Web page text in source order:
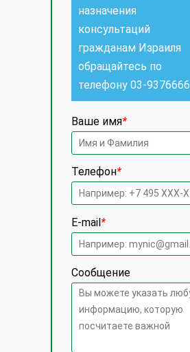
назначения
консультаций
гражданам Израиля
обращайтесь по
телефону 03-9376666
Ваше имя*
Телефон*
E-mail*
Сообщение